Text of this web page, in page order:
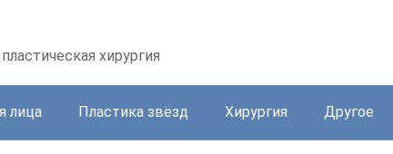
хирургия
лица Пластика звёзд Хирургия Другое